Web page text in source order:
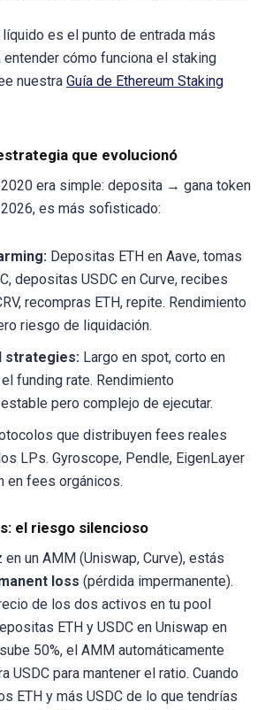
es el punto de entrada más
entender cómo funciona el staking
nuestra Guía de Ethereum Staking
que evolucionó
era simple: deposita → gana token
es más sofisticado:
Depositas ETH en Aave, tomas
depositas USDC en Curve, recibes
recompras ETH, repite. Rendimiento
riesgo de liquidación.
strategies: Largo en spot, corto en
funding rate. Rendimiento
pero complejo de ejecutar.
que distribuyen fees reales
LPs. Gyroscope, Pendle, EigenLayer
en fees orgánicos.
el riesgo silencioso
un AMM (Uniswap, Curve), estás
loss (pérdida impermanente).
de los dos activos en tu pool
ETH y USDC en Uniswap en
50%, el AMM automáticamente
USDC para mantener el ratio. Cuando
ETH y más USDC de lo que tendrías